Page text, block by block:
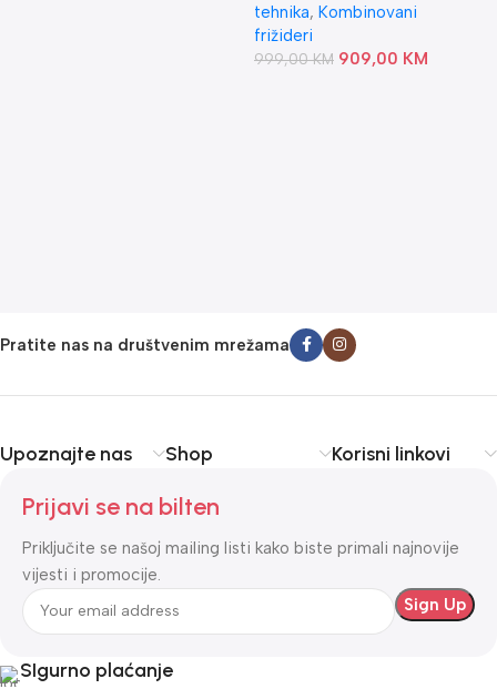
tehnika, Kombinovani
frižideri
999,00KM 909,00 KM
Pratite nas na društvenim mrežama
Upoznajte nas Shop Korisni linkovi
Prijavi se na bilten
Priključite se našoj mailing listi kako biste primali najnovije
vijesti i promocije.
SIgurno plaćanje